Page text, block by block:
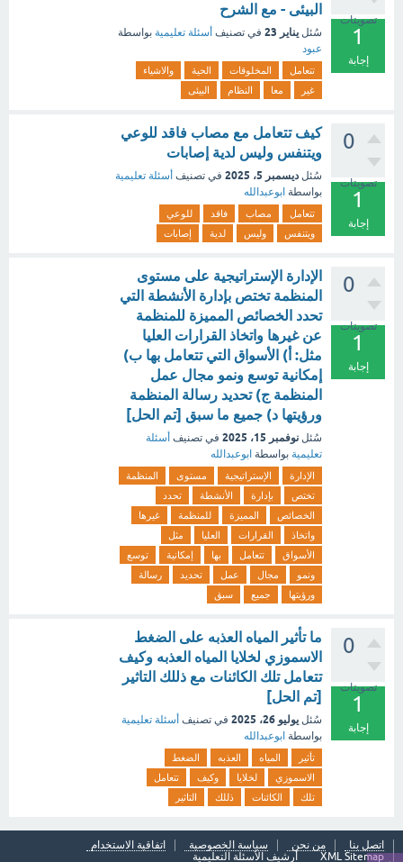
تصويتات
1
إجابة
البيئى - مع الشرح
سُئل يناير 23 في تصنيف أسئلة تعليمية بواسطة
عبود
تتعامل المخلوقات الحية
والاشياء
غير
معا النظام البيئى
0
تصويتات
1
إجابة
كيف تتعامل مع مصاب فاقد للوعي
ويتنفس وليس لدية إصابات
سُئل ديسمبر 5، 2025 في تصنيف أسئلة تعليمية
بواسطة ابوعبدالله
تتعامل مصاب فاقد
للوعي
ويتنفس
وليس لدية إصابات
0
تصويتات
1
إجابة
الإدارة الإستراتيجية على مستوى
المنظمة تختص بإدارة الأنشطة التي
تحدد الخصائص المميزة للمنظمة
عن غيرها واتخاذ القرارات العليا
مثل: أ) الأسواق التي تتعامل بها ب)
إمكانية توسع ونمو مجال عمل
المنظمة ج) تحديد رسالة المنظمة
ورؤيتها د) جميع ما سبق [تم الحل]
سُئل نوفمبر 15، 2025 في تصنيف أسئلة
تعليمية بواسطة ابوعبدالله
الإدارة الإستراتيجية مستوى
المنظمة
تختص
بإدارة الأنشطة
تحدد
الخصائص
المميزة للمنظمة
غيرها
واتخاذ
القرارات العليا
مثل
الأسواق
تتعامل بها إمكانية
توسع
ونمو
مجال عمل تحديد
رسالة
ورؤيتها
جميع سبق
0
تصويتات
1
إجابة
ما تأثير المياه العذبه على الضغط
الاسموزي لخلايا المياه العذبه وكيف
تتعامل تلك الكائنات مع ذللك التاثير
[تم الحل]
سُئل يوليو 26، 2025 في تصنيف أسئلة تعليمية
بواسطة ابوعبدالله
تأثير المياه العذبه
الضغط
الاسموزي
لخلايا وكيف
تتعامل
تلك
الكائنات ذللك التاثير
اتصل بنا من نحن سياسة الخصوصية
اتفاقية الاستخدام
XML Sitemap
أرشيف الأسئلة التعليمية